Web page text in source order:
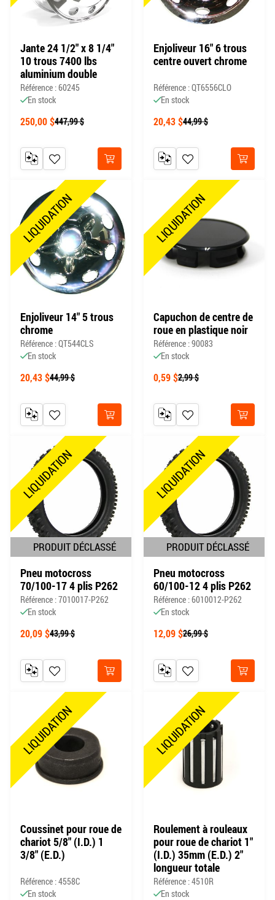
Jante 24 1/2" x 8 1/4"
10 trous 7400 lbs
aluminium double
Référence : 60245
En stock
250,00 $447,99 $
Acheter
AJOUTER À MA LISTE DE SOUHAITS
AJOUTER AU COMPARATEUR
Enjoliveur 16" 6 trous
centre ouvert chrome
Référence : QT6556CLO
En stock
20,43 $44,99 $
Acheter
AJOUTER À MA LISTE DE
AJOUTER AU COMPARATEUR
LIQUIDATION
Enjoliveur 14" 5 trous
chrome
Référence : QT544CLS
En stock
20,43 $44,99 $
Acheter
AJOUTER À MA LISTE DE SOUHAITS
AJOUTER AU COMPARATEUR
LIQUIDATION
Capuchon de centre de
roue en plastique noir
Référence : 90083
En stock
0,59 $2,99 $
Acheter
AJOUTER À MA LISTE DE
AJOUTER AU COMPARATEUR
LIQUIDATION
PRODUIT DÉCLASSÉ
Pneu motocross
70/100-17 4 plis P262
Référence : 7010017-P262
En stock
20,09 $43,99 $
Acheter
AJOUTER À MA LISTE DE SOUHAITS
AJOUTER AU COMPARATEUR
PRODUIT DÉCLASSÉ
LIQUIDATION
Pneu motocross
60/100-12 4 plis P262
Référence : 6010012-P262
En stock
12,09 $26,99 $
Acheter
AJOUTER À MA LISTE DE
AJOUTER AU COMPARATEUR
LIQUIDATION
Coussinet pour roue de
chariot 5/8" (I.D.) 1
3/8" (E.D.)
Référence : 4558C
En stock
LIQUIDATION
Roulement à rouleaux
pour roue de chariot 1"
(I.D.) 35mm (E.D.) 2"
longueur totale
Référence : 4510R
En stock